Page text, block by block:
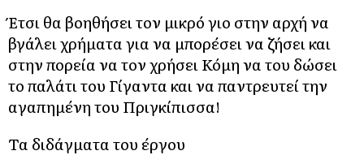
Έτσι θα βοηθήσει τον μικρό γιο στην αρχή να
βγάλει χρήματα για να μπορέσει να ζήσει και
στην πορεία να τον χρήσει Κόμη να του δώσει
το παλάτι του Γίγαντα και να παντρευτεί την
αγαπημένη του Πριγκίπισσα!
Τα διδάγματα του έργου